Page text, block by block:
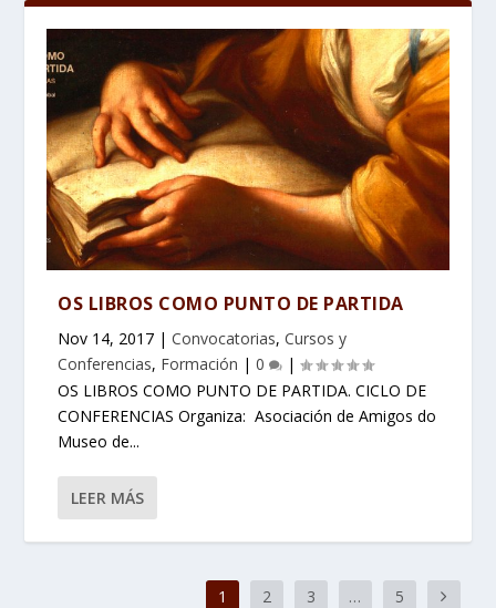
OS LIBROS COMO PUNTO DE PARTIDA
Nov 14, 2017 |Convocatorias,Cursos y
Conferencias, Formación |0
|
OS LIBROS COMO PUNTO DE PARTIDA. CICLO DE
CONFERENCIAS Organiza: Asociación de Amigos do
Museo de...
LEER MÁS
1 2 3 … 5